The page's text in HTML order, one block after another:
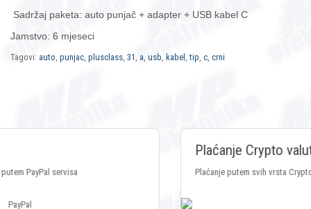
Sadržaj paketa: auto punjač + adapter + USB kabel C
Jamstvo: 6 mjeseci
Tagovi: auto, punjac, plusclass, 31 , a, usb, kabel ,tip, c, crni
Plaćanje putem svih vrsta Crypto valuta